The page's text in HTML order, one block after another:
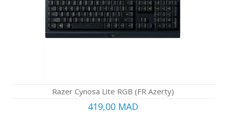
Razer Cynosa Lite RGB (FR Azerty)
419,00 MAD